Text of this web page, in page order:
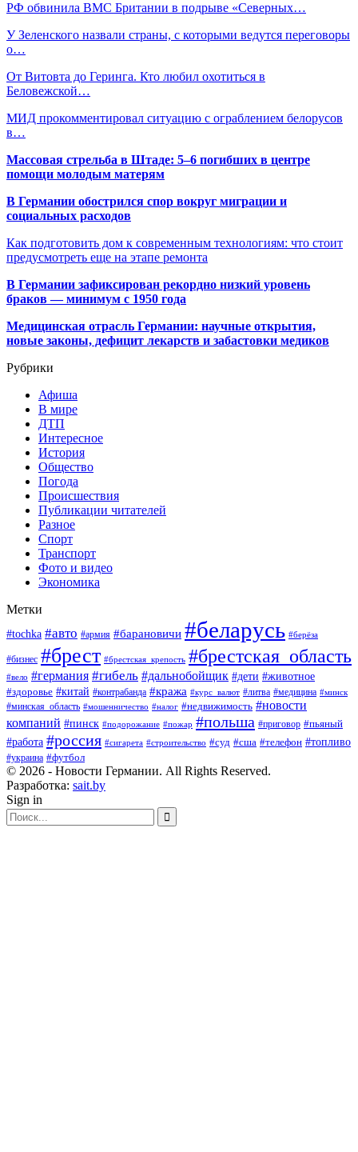
РФ обвинила ВМС Британии в подрыве «Северных…
У Зеленского назвали страны, с которыми ведутся переговоры
о…
От Витовта до Геринга. Кто любил охотиться в
Беловежской…
МИД прокомментировал ситуацию с ограблением белорусов
в…
Массовая стрельба в Штаде: 5–6 погибших в центре
помощи молодым матерям
В Германии обострился спор вокруг миграции и
социальных расходов
Как подготовить дом к современным технологиям: что стоит
предусмотреть еще на этапе ремонта
В Германии зафиксирован рекордно низкий уровень
браков — минимум с 1950 года
Медицинская отрасль Германии: научные открытия,
новые законы, дефицит лекарств и забастовки медиков
Рубрики
Афиша
В мире
ДТП
Интересное
История
Общество
Погода
Происшествия
Публикации читателей
Разное
Спорт
Транспорт
Фото и видео
Экономика
Метки
#tochka #авто #армия #барановичи #беларусь #берёза
#бизнес #брест #брестская_крепость #брестская_область
#вело #германия #гибель #дальнобойщик #дети #животное
#здоровье #китай #контрабанда #кража #курс_валют #литва #медицина #минск
#минская_область #мошенничество #налог #недвижимость #новости
компаний #пинск #подорожание #пожар #польша #приговор #пьяный
#работа #россия #сигарета #строительство #суд #сша #телефон #топливо
#украина #футбол
© 2026 - Новости Германии. All Rights Reserved.
Разработка: sait.by
Sign in